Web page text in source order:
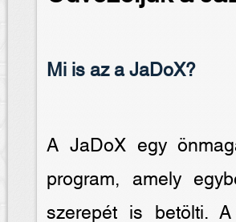
Mi is az a JaDoX?
A JaDoX egy
program, amely
szerepét is betölti.